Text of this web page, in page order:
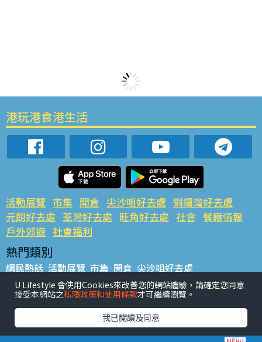
港玩港食港生活
活動展覽 市集 開倉 尖沙咀好去處 銅鑼灣好去處
元朗好去處 荃灣好去處 旺角好去處 社會 餐廳情報
戶外郊遊 社會福利
熱門類別
網民熱話 活動展覽 市集 開倉 尖沙咀好去處
銅鑼灣好去處 元朗好去處 荃灣好去處 旺角好去處 社會
餐廳情報 戶外郊遊
熱門標籤
#UGO搵好去處 #人氣活動推介 #美食社群熱話
U Lifestyle 會使用Cookies來改善您的網站體驗，請確定您同意
接受本網站之私隱政策和使用條款才可繼續瀏覽。
我已閱讀及同意